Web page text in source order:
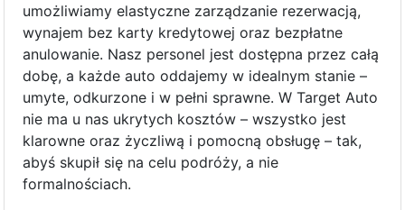
umożliwiamy elastyczne zarządzanie rezerwacją,
wynajem bez karty kredytowej oraz bezpłatne
anulowanie. Nasz personel jest dostępna przez całą
dobę, a każde auto oddajemy w idealnym stanie –
umyte, odkurzone i w pełni sprawne. W Target Auto
nie ma u nas ukrytych kosztów – wszystko jest
klarowne oraz życzliwą i pomocną obsługę – tak,
abyś skupił się na celu podróży, a nie
formalnościach.